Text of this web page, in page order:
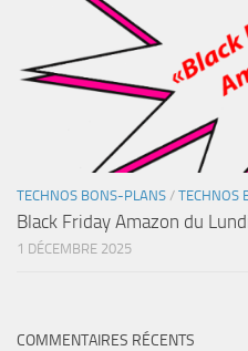
TECHNOS BONS-PLANS / TECHNOS
Black Friday Amazon du
1 DÉCEMBRE 2025
COMMENTAIRES RÉCENTS